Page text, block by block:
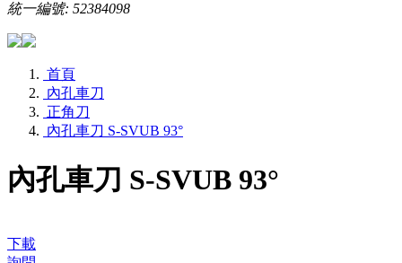
統一編號: 52384098
首頁
內孔車刀
正角刀
內孔車刀 S-SVUB 93°
內孔車刀 S-SVUB 93°
下載